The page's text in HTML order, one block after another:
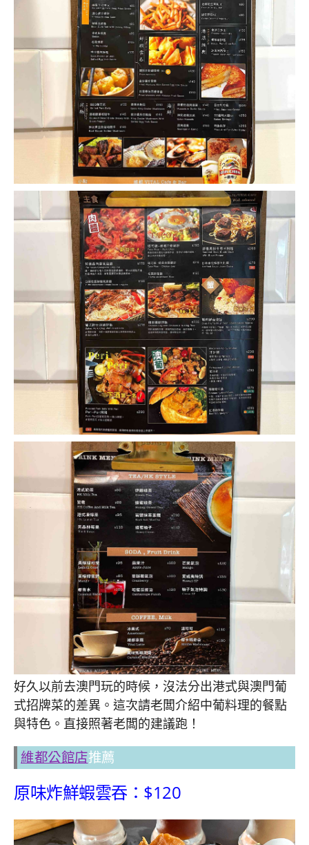
好久以前去澳門玩的時候，沒法分出港式與澳門葡
式招牌菜的差異。這次請老闆介紹中葡料理的餐點
與特色。直接照著老闆的建議跑！
維都公館店推薦
原味炸鮮蝦雲吞：$120